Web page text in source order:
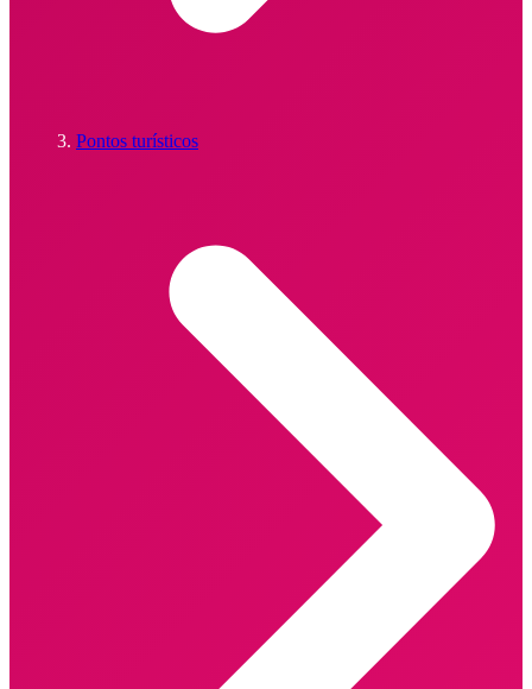
Pontos turísticos